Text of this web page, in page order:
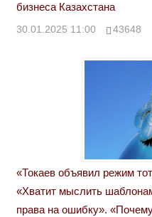
бизнеса Казахстана
30.01.2025 11:00 43648
«Токаев объявил режим
«Хватит мыслить
права на ошибку».